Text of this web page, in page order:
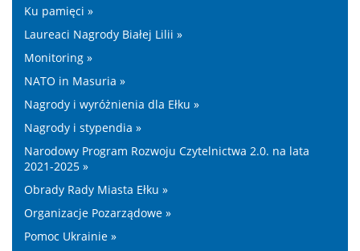
Ku pamięci »
Laureaci Nagrody Białej Lilii »
Monitoring »
NATO in Masuria »
Nagrody i wyróżnienia dla Ełku »
Nagrody i stypendia »
Narodowy Program Rozwoju Czytelnictwa 2.0. na lata
2021-2025 »
Obrady Rady Miasta Ełku »
Organizacje Pozarządowe »
Pomoc Ukrainie »